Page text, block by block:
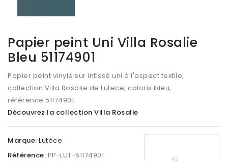
Papier peint Uni Villa Rosalie
Bleu 51174901
Papier peint vinyle sur intissé uni à l'aspect textile,
collection Villa Rosalie de Lutece, coloris bleu,
référence 51174901.
Découvrez la collection Villa Rosalie
Marque: Lutèce
Référence: PP-LUT-51174901